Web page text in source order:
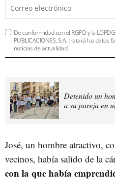
De conformidad con el RGPD y la
PUBLICACIONES, S.A. tratará los
noticias de actualidad.
Detenido un
a su pareja en
José, un hombre atractivo,
vecinos, había salido de la
con la que había